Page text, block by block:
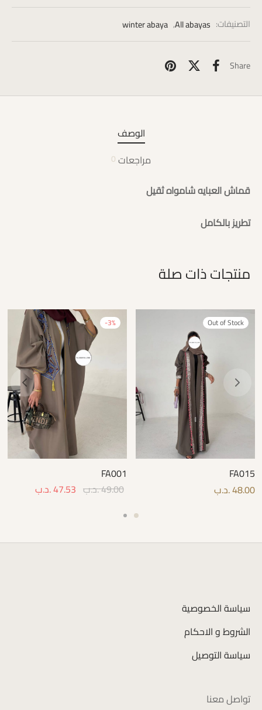
التصنيفات: All abayas
,
winter abaya
Share
الوصف
مراجعات0
قماش العبايه شامواه ثقيل
تطريز بالكامل
منتجات ذات صلة
Out of Stock
FA015
48.00.د.ب
-3%
FA001
49.00.د.ب 47.53.د.ب
سياسة الخصوصية
الشروط و الاحكام
سياسة التوصيل
تواصل معنا